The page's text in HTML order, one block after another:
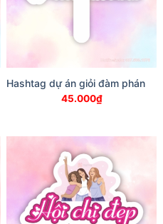
Hashtag dự án giỏi đàm phán
45.000₫